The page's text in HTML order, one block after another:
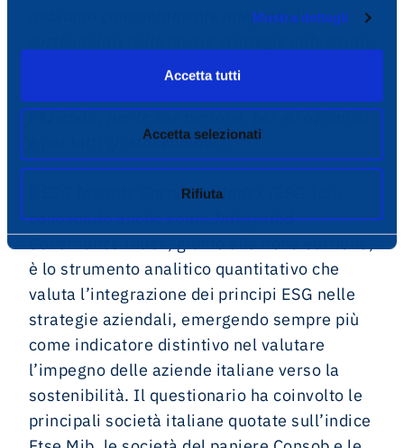
Mostra dettagli
Accetta tutti
Accetta selezionati
Rifiuta
abbiamo completamente integrato la
coniugando tutti gli aspetti ESG con la
l’Azienda, per le sue persone, per gli azionisti
e per tutti gli stakeholders”.
ESG Identity Corporate Index
conosciuto anche comeIntegrated
è lo strumento analitico quantitativo che
valuta l’integrazione dei principi ESG nelle
strategie aziendali, emergendo sempre più
come indicatore distintivo nel valutare
l’impegno delle aziende italiane verso la
sostenibilità. Il questionario ha coinvolto le
principali società italiane quotate sull’indice